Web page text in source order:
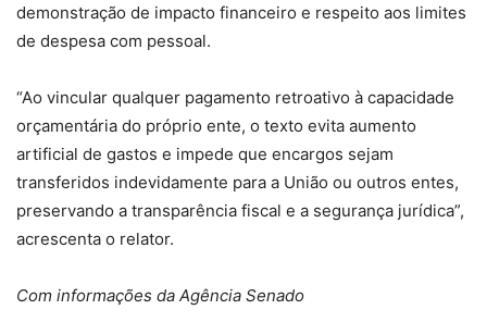
demonstração de impacto financeiro e respeito aos limites
de despesa com pessoal.
“Ao vincular qualquer pagamento retroativo à capacidade
orçamentária do próprio ente, o texto evita aumento
artificial de gastos e impede que encargos sejam
transferidos indevidamente para a União ou outros entes,
preservando a transparência fiscal e a segurança jurídica”,
acrescenta o relator.
Com informações da Agência Senado